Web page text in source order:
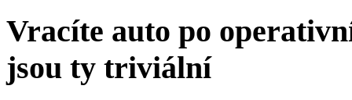
Vracíte auto po
jsou ty triviální